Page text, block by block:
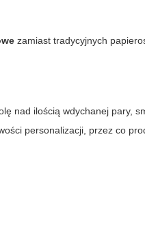
zamiast tradycyjnych
nad ilością wdychanej pary,
personalizacji, przez co